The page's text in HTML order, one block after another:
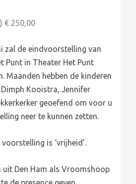
€ 250,00
zal de eindvoorstelling van
Punt in Theater Het Punt
Maanden hebben de kinderen
Kooistra, Jennifer
geoefend om voor u
neer te kunnen zetten.
is ‘vrijheid’.
uit Den Ham als Vroomshoop